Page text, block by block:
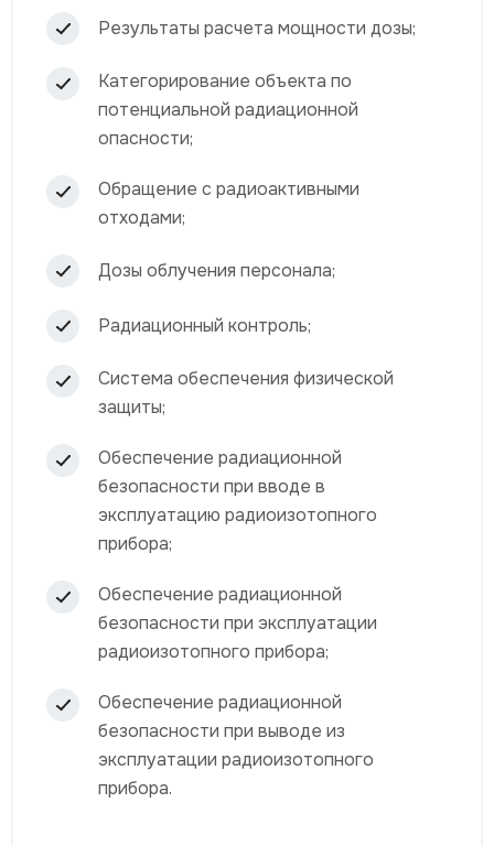
Результаты расчета мощности дозы;
Категорирование объекта по
потенциальной радиационной
опасности;
Обращение с радиоактивными
отходами;
Дозы облучения персонала;
Радиационный контроль;
Система обеспечения физической
защиты;
Обеспечение радиационной
безопасности при вводе в
эксплуатацию радиоизотопного
прибора;
Обеспечение радиационной
безопасности при эксплуатации
радиоизотопного прибора;
Обеспечение радиационной
безопасности при выводе из
эксплуатации радиоизотопного
прибора.